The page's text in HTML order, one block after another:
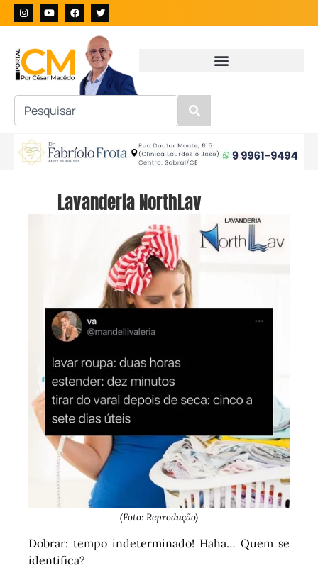
Lavanderia NorthLav
(Foto: Reprodução)
Dobrar: tempo indeterminado! Haha… Quem se
identifica?